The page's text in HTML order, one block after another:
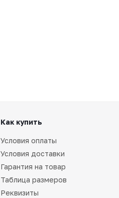
Как купить
Условия оплаты
Условия доставки
Гарантия на товар
Таблица размеров
Реквизиты